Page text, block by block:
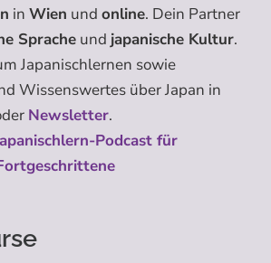
in Wien und online. Dein Partner
Sprache und japanische Kultur.
Japanischlernen sowie
Wissenswertes über Japan in
Newsletter.
Podcast für